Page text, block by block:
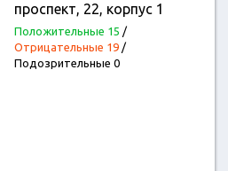
проспект, 22, корпус 1
Положительные 15 /
Отрицательные 19/
Подозрительные 0